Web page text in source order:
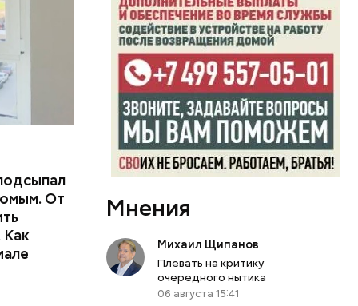
От
Мнения
Михаил Щипанов
Плевать на критику
очередного нытика
06 августа 15:41